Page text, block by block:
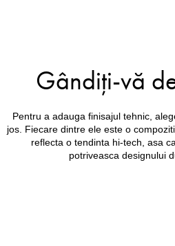
Gândiți-vă
Pentru a adauga finisajul tehnic,
jos. Fiecare dintre ele este o
reflecta o tendinta hi-tech, asa
potriveasca designului